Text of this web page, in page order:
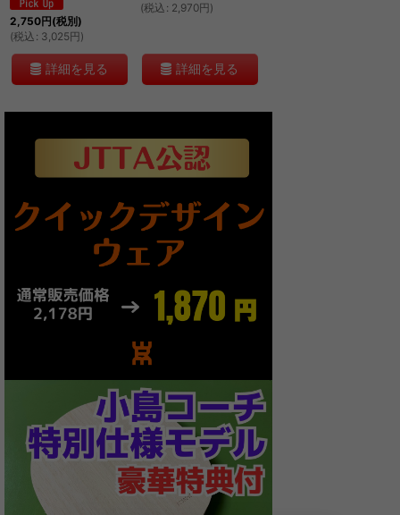
2,750円(税別)
(税込 : 3,025円)
詳細を見る
(税込 : 2,970円)
詳細を見る